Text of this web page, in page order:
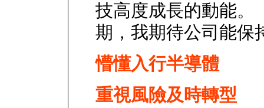
技高度成長的動能。
期，我期待公司能保
懵懂入行半導體
重視風險及時轉型